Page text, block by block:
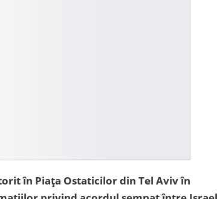
în Piața Ostaticilor din Tel Aviv în